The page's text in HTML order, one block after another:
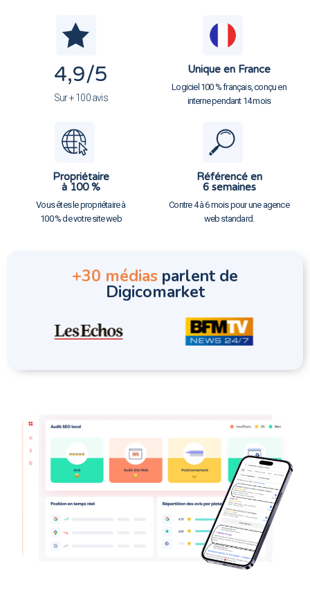
4,9/5
Sur + 100 avis
Unique en France
Logiciel 100 % français, conçu en
interne pendant 14 mois
Propriétaire
à 100 %
Vous êtes le propriétaire à
100 % de votre site web
Référencé en
6 semaines
Contre 4 à 6 mois pour une agence
web standard.
+30 médias parlent de
Digicomarket